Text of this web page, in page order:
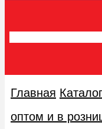
Главная
оптом и в